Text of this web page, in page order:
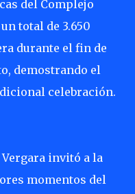
del Complejo
total de 3.650
durante el fin de
demostrando el
celebración.
invitó a la
momentos del